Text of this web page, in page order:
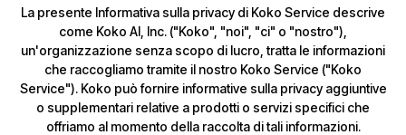
La presente Informativa sulla privacy di Koko Service descrive
come Koko AI, Inc. ("Koko", "noi", "ci" o "nostro"),
un'organizzazione senza scopo di lucro, tratta le informazioni
che raccogliamo tramite il nostro Koko Service ("Koko
Service"). Koko può fornire informative sulla privacy aggiuntive
o supplementari relative a prodotti o servizi specifici che
offriamo al momento della raccolta di tali informazioni.